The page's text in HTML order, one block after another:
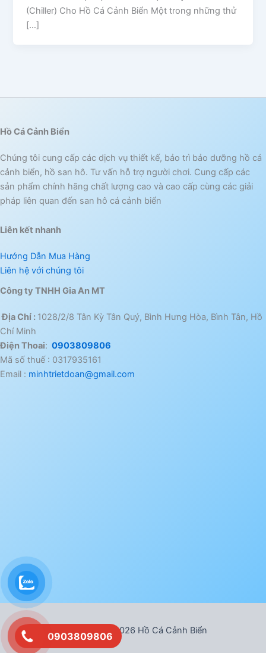
(Chiller) Cho Hồ Cá Cảnh Biển Một trong những thử
[…]
Hồ Cá Cảnh Biển
Chúng tôi cung cấp các dịch vụ thiết kế, bảo trì bảo dưỡng hồ cá
cảnh biển, hồ san hô. Tư vấn hỗ trợ người chơi. Cung cấp các
sản phẩm chính hãng chất lượng cao và cao cấp cùng các giải
pháp liên quan đến san hô cá cảnh biển
Liên kết nhanh
Hướng Dẫn Mua Hàng
Liên hệ với chúng tôi
Công ty TNHH Gia An MT
Địa Chỉ : 1028/2/8 Tân Kỳ Tân Quý, Bình Hưng Hòa, Bình Tân, Hồ
Chí Minh
Điện Thoai: 0903809806
Mã số thuế : 0317935161
Email : minhtrietdoan@gmail.com
Bản quyền © 2026 Hồ Cá Cảnh Biển
0903809806